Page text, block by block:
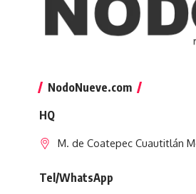
NodoNueve.com
HQ
M. de Coatepec Cuautitlán
Tel/WhatsApp